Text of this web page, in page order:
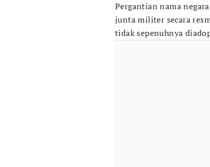
Pergantian nama
junta militer secara
tidak sepenuhnya